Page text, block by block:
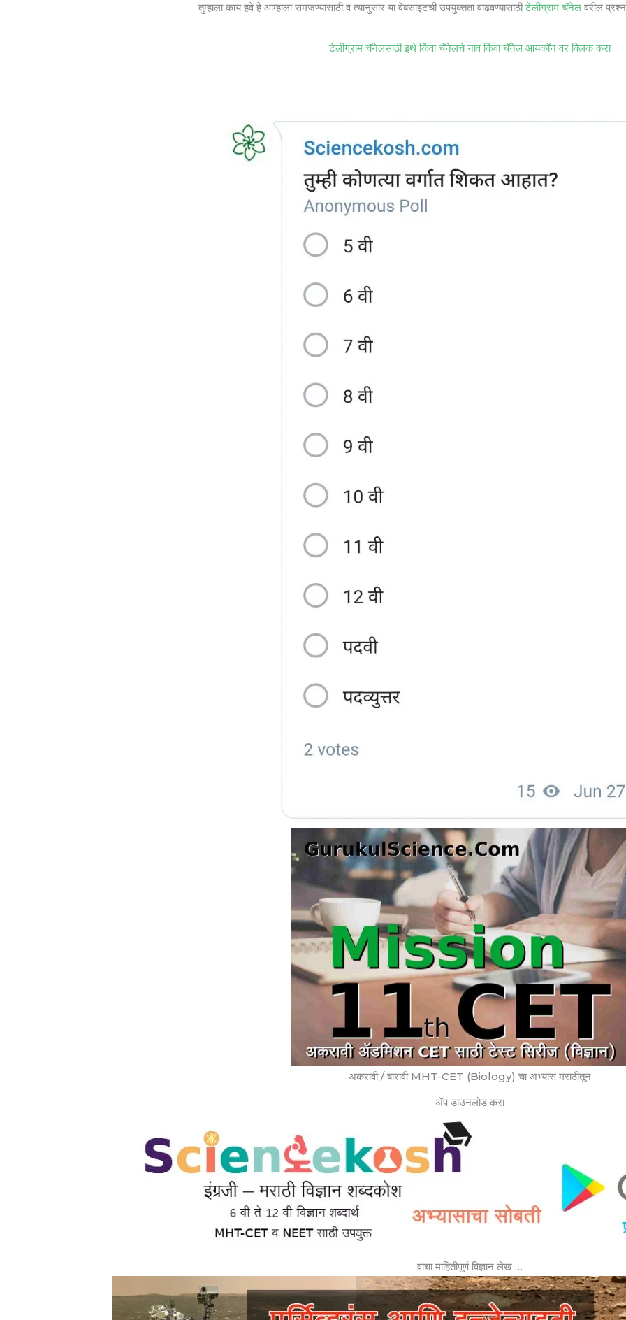
तुम्हाला काय हवे हे आम्हाला समजण्यासाठी व त्यानुसार या वेबसाइटची उपयुक्तता वाढवण्यासाठीटेलीग्राम चॅनेल वरील
टेलीग्राम चॅनेलसाठी इथे किंवा चॅनेलचे नाव किंवा चॅनेल आयकॉन वर क्लिक करा
अकरावी / बारावी MHT-CET (Biology) चा अभ्यास मराठीतून
ॲप डाउनलोड करा
वाचा माहितीपूर्ण विज्ञान लेख …